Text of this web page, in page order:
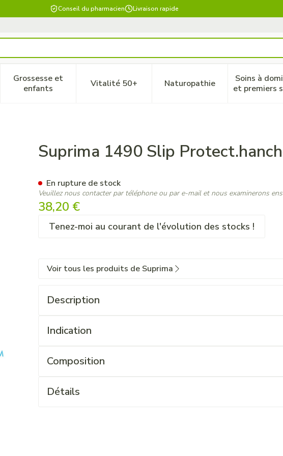
Conseil du pharmacien Livraison rapide
Beauté, soins et hygiène
menu pour la catégorie Régime, alimentation & vitamines
Grossesse et
enfantsAfficher le sous-menu pour la catégorie Grossesse et enfants
Vitalité 50+Afficher le sous-menu pour la catégorie
NaturopathieAfficher le sous-menu
Soins à
et premiers
Unisex Blanc Xl
Suprima 1490 Slip
38,20 €
Tenez-moi au courant de l'évolution des stocks !
En rupture de stock
Veuillez nous contacter par téléphone ou par e-mail et nous examinerons
Voir tous les produits de Suprima
Description
Indication
Composition
Détails